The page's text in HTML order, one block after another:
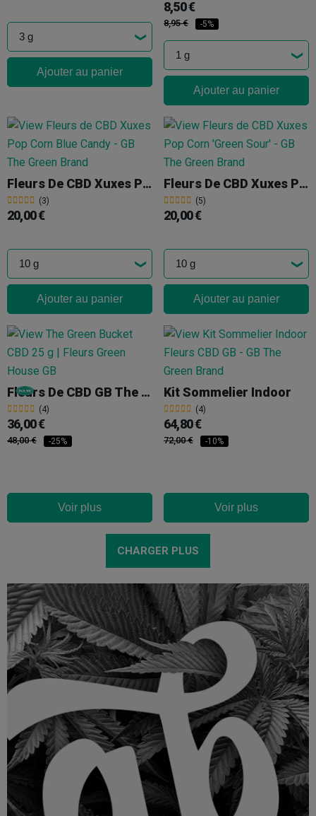
Ajouter au panier
8,50 €
8,95 € -5%
Ajouter au panier
Fleurs De CBD Xuxes Pop Corn 'Blue Candy'
(3)
20,00 €
Ajouter au panier
Fleurs De CBD Xuxes Pop Corn 'Green Sour'
(5)
20,00 €
Ajouter au panier
Fleurs De CBD GB The Green Bucket 25 G
(4)
36,00 €
48,00 € -25%
Voir plus
Kit Sommelier Indoor
(4)
64,80 €
72,00 € -10%
Voir plus
CHARGER PLUS